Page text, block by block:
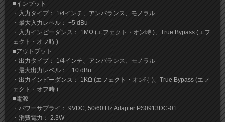
■インプット
・入力タイプ： 1/4インチ、アンバランス、モノラル
・最大入力レベル： +5 dBu
・入力インピーダンス： 1MΩ (エフェクト・オン時 )、True Bypass (エフ
ェクト・オフ時 )
■アウトプット
・出力タイプ： 1/4インチ、アンバランス、モノラル
・最大出力レベル： +10 dBu
・出力インピーダンス： 1KΩ (エフェクト・オン時 )、True Bypass (エフ
ェクト・オフ時 )
■電源
・パワーサプライ： 9VDC, 50/60 Hz Adapter:PS0913DC-01
・消費電力： 2.3W